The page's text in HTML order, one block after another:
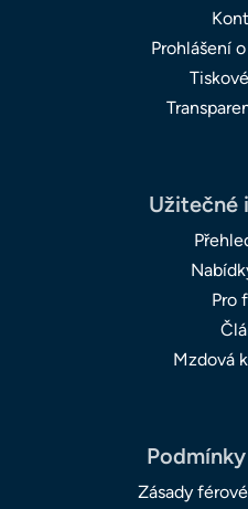
Prohlášení
Užitečné
Pro
Mzdová
Zásady